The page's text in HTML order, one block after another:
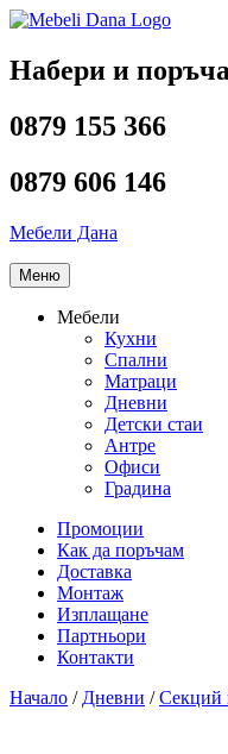
Напред
съдържанието
Набери и
0879 155 366
0879 606 146
Мебели Дана
Меню
Мебели
Кухни
Спални
Матраци
Дневни
Детски стаи
Антре
Офиси
Градина
Промоции
Как да поръчам
Доставка
Монтаж
Изплащане
Партньори
Контакти
Начало / Дневни /Секций